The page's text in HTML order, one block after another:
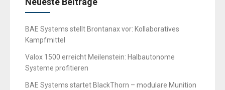
BAE Systems stellt Brontanax vor: Kollaboratives
Kampfmittel
Valox 1500 erreicht Meilenstein: Halbautonome
Systeme profitieren
BAE Systems startet BlackThorn – modulare Munition